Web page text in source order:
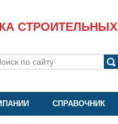
СТРОИТЕЛЬНЫХ
СПРАВОЧНИК